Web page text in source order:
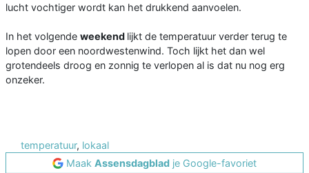
lucht vochtiger wordt kan het drukkend aanvoelen.
In het volgende weekend lijkt de temperatuur verder terug te
lopen door een noordwestenwind. Toch lijkt het dan wel
grotendeels droog en zonnig te verlopen al is dat nu nog erg
onzeker.
temperatuur, lokaal
Maak Assensdagblad je Google-favoriet